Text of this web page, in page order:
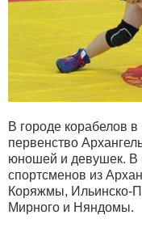
В городе корабелов
первенство
юношей и девушек. В
спортсменов из
Коряжмы, Ильинско-
Мирного и Няндомы.